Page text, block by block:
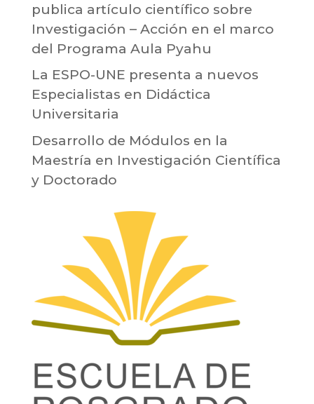
publica artículo científico sobre
Investigación – Acción en el marco
del Programa Aula Pyahu
La ESPO-UNE presenta a nuevos
Especialistas en Didáctica
Universitaria
Desarrollo de Módulos en la
Maestría en Investigación Científica
y Doctorado